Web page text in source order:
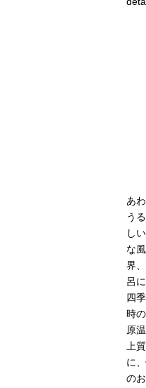
あ
う
し
な
界
呂
四
時
原
上
に
の